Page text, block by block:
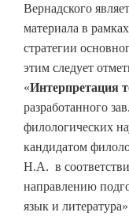
Вернадского
материала в
стратегии
этим следует
«Интерпретация
разработанного
филологических
кандидатом
Н.А. в
направлению
язык и